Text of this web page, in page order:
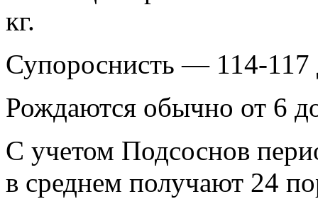
кг.
Супороснисть — 114-117
Рождаются обычно от 6
С учетом Подсоснов
в среднем получают 24